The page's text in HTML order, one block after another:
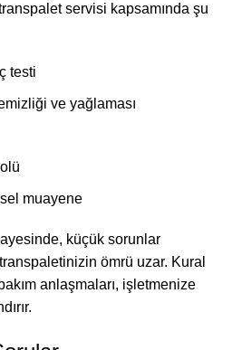
servisi kapsamında şu
testi
ve yağlaması
muayene
küçük sorunlar
ömrü uzar. Kural
anlaşmaları, işletmenize